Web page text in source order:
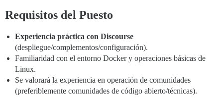
Requisitos del Puesto
Experiencia práctica con Discourse
(despliegue/complementos/configuración).
Familiaridad con el entorno Docker y operaciones básicas de
Linux.
Se valorará la experiencia en operación de comunidades
(preferiblemente comunidades de código abierto/técnicas).